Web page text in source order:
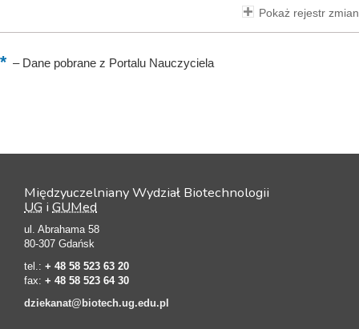
Pokaż rejestr zmian
–Dane pobrane z Portalu Nauczyciela
Międzyuczelniany Wydział Biotechnologii
UG i GUMed
ul. Abrahama 58
80-307 Gdańsk
tel.: + 48 58 523 63 20
fax: + 48 58 523 64 30
dziekanat@biotech.ug.edu.pl